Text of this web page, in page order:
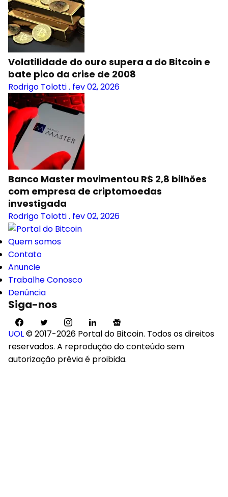
Volatilidade do ouro supera a do Bitcoin e
bate pico da crise de 2008
Rodrigo Tolotti. fev 02, 2026
Banco Master movimentou R$ 2,8 bilhões
com empresa de criptomoedas
investigada
Rodrigo Tolotti. fev 02, 2026
Quem somos
Contato
Anuncie
Trabalhe Conosco
Denúncia
Siga-nos
UOL© 2017-2026 Portal do Bitcoin. Todos os direitos
reservados. A reprodução do conteúdo sem
autorização prévia é proibida.